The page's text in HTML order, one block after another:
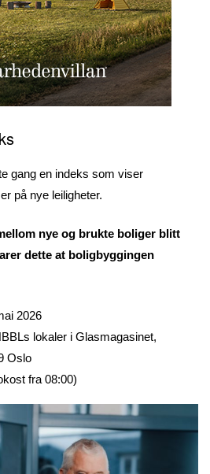
gang en indeks som viser
på nye leiligheter.
nye og brukte boliger blitt
dette at boligbyggingen
2026
lokaler i Glasmagasinet,
Oslo
fra 08:00)